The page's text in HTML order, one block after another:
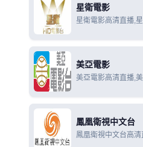
星衛電影
星衛電影高清直播,
美亞電影
美亞電影高清直播,
鳳凰衛視中文台
鳳凰衛視中文台高